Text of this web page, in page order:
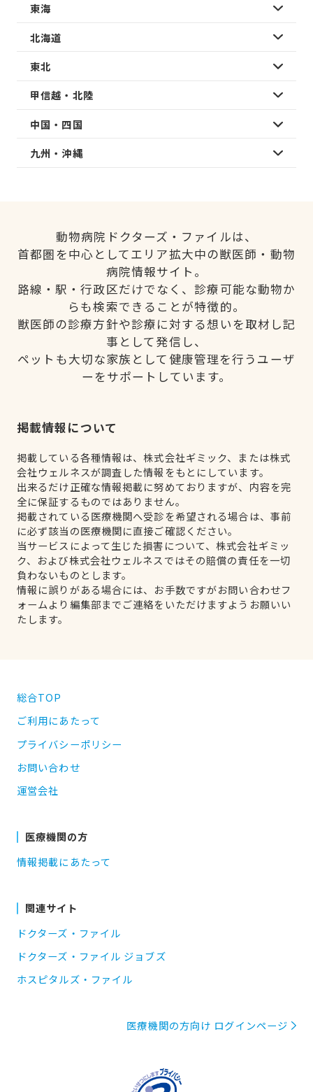
東海
北海道
東北
甲信越・北陸
中国・四国
九州・沖縄
動物病院ドクターズ・ファイルは、
首都圏を中心としてエリア拡大中の獣医師・動物
病院情報サイト。
路線・駅・行政区だけでなく、診療可能な動物か
らも検索できることが特徴的。
獣医師の診療方針や診療に対する想いを取材し記
事として発信し、
ペットも大切な家族として健康管理を行うユーザ
ーをサポートしています。
掲載情報について
掲載している各種情報は、株式会社ギミック、または株式
会社ウェルネスが調査した情報をもとにしています。
出来るだけ正確な情報掲載に努めておりますが、内容を完
全に保証するものではありません。
掲載されている医療機関へ受診を希望される場合は、事前
に必ず該当の医療機関に直接ご確認ください。
当サービスによって生じた損害について、株式会社ギミッ
ク、および株式会社ウェルネスではその賠償の責任を一切
負わないものとします。
情報に誤りがある場合には、お手数ですがお問い合わせフ
ォームより編集部までご連絡をいただけますようお願いい
たします。
総合TOP
ご利用にあたって
プライバシーポリシー
お問い合わせ
運営会社
医療機関の方
情報掲載にあたって
関連サイト
ドクターズ・ファイル
ドクターズ・ファイル ジョブズ
ホスピタルズ・ファイル
医療機関の方向け ログインページ